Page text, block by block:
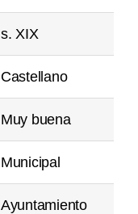
s. XIX
Castellano
Muy buena
Municipal
Ayuntamiento